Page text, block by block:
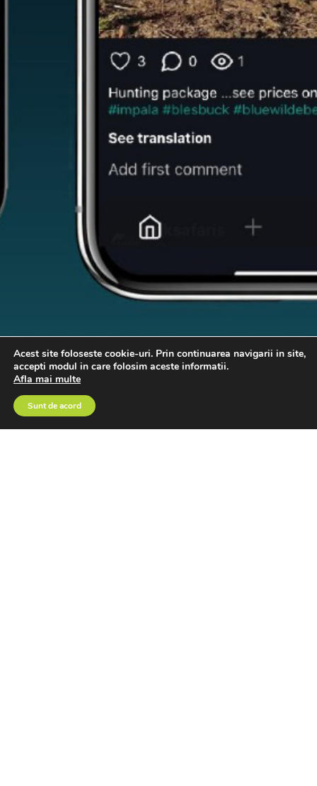
Acest site foloseste cookie-uri. Prin continuarea navigarii in site,
accepti modul in care folosim aceste informatii.
Afla mai multe
Sunt de acord